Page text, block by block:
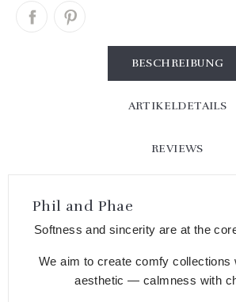
BESCHREIBUNG
ARTIKELDETAILS
REVIEWS
Phil and Phae
Softness and sincerity are at the
We aim to create comfy collections
aesthetic — calmness with